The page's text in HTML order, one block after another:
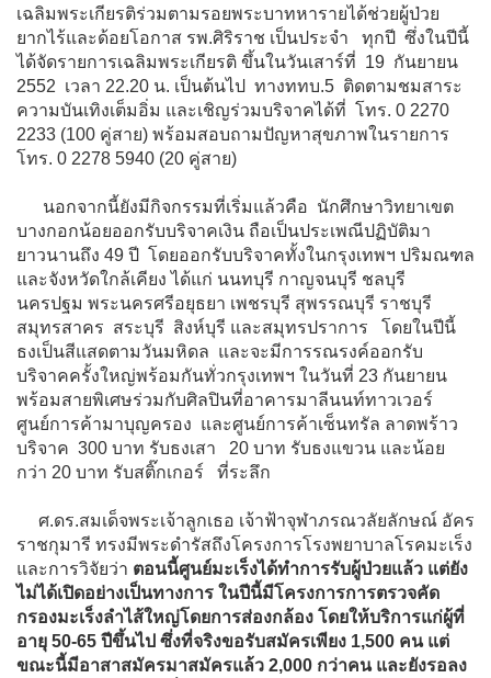
เฉลิมพระเกียรติร่วมตามรอยพระบาทหารายได้ช่วยผู้ป่วย
ยากไร้และด้อยโอกาส รพ.ศิริราช เป็นประจำ ทุกปี ซึ่งในปีนี้
ได้จัดรายการเฉลิมพระเกียรติ ขึ้นในวันเสาร์ที่ 19 กันยายน
2552 เวลา 22.20 น. เป็นต้นไป ทางททบ.5 ติดตามชมสาระ
ความบันเทิงเต็มอิ่ม และเชิญร่วมบริจาคได้ที่ โทร. 0 2270
2233 (100 คู่สาย) พร้อมสอบถามปัญหาสุขภาพในรายการ
โทร. 0 2278 5940 (20 คู่สาย)
นอกจากนี้ยังมีกิจกรรมที่เริ่มแล้วคือ นักศึกษาวิทยาเขต
บางกอกน้อยออกรับบริจาคเงิน ถือเป็นประเพณีปฏิบัติมา
ยาวนานถึง 49 ปี โดยออกรับบริจาคทั้งในกรุงเทพฯ ปริมณฑล
และจังหวัดใกล้เคียง ได้แก่ นนทบุรี กาญจนบุรี ชลบุรี
นครปฐม พระนครศรีอยุธยา เพชรบุรี สุพรรณบุรี ราชบุรี
สมุทรสาคร สระบุรี สิงห์บุรี และสมุทรปราการ โดยในปีนี้
ธงเป็นสีแสดตามวันมหิดล และจะมีการรณรงค์ออกรับ
บริจาคครั้งใหญ่พร้อมกันทั่วกรุงเทพฯ ในวันที่ 23 กันยายน
พร้อมสายพิเศษร่วมกับศิลปินที่อาคารมาลีนนท์ทาวเวอร์
ศูนย์การค้ามาบุญครอง และศูนย์การค้าเซ็นทรัล ลาดพร้าว
บริจาค 300 บาท รับธงเสา 20 บาท รับธงแขวน และน้อย
กว่า 20 บาท รับสติ๊กเกอร์ ที่ระลึก
ศ.ดร.สมเด็จพระเจ้าลูกเธอ เจ้าฟ้าจุฬาภรณวลัยลักษณ์ อัคร
ราชกุมารี ทรงมีพระดำรัสถึงโครงการโรงพยาบาลโรคมะเร็ง
และการวิจัยว่า ตอนนี้ศูนย์มะเร็งได้ทำการรับผู้ป่วยแล้ว แต่ยัง
ไม่ได้เปิดอย่างเป็นทางการ ในปีนี้มีโครงการการตรวจคัด
กรองมะเร็งลำไส้ใหญ่โดยการส่องกล้อง โดยให้บริการแก่ผู้ที่
อายุ 50-65 ปีขึ้นไป ซึ่งที่จริงขอรับสมัครเพียง 1,500 คน แต่
ขณะนี้มีอาสาสมัครมาสมัครแล้ว 2,000 กว่าคน และยังรอลง